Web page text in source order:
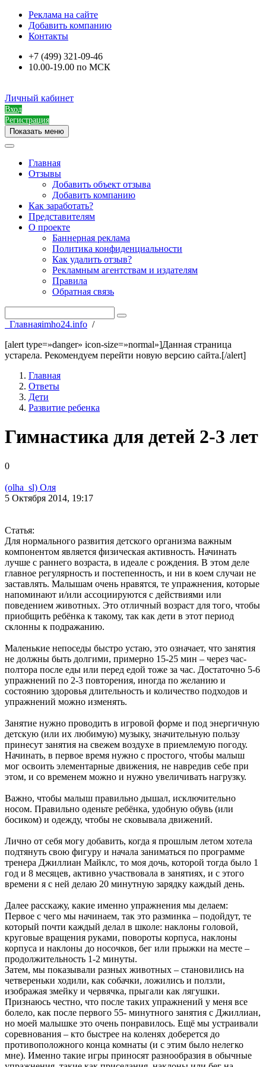
Реклама на сайте
Добавить компанию
Контакты
+7 (499) 321-09-46
10.00-19.00 по МСК
Личный кабинет
Вход
Регистрация
Показать меню
Главная
Отзывы
Добавить объект отзыва
Добавить компанию
Как заработать?
Представителям
О проекте
Баннерная реклама
Политика конфиденциальности
Как удалить отзыв?
Рекламным агентствам и издателям
Правила
Обратная связь
Главнаяimho24.info /
[alert type=»danger» icon-size=»normal»]Данная страница
устарела. Рекомендуем перейти новую версию сайта.[/alert]
Главная
Ответы
Дети
Развитие ребенка
Гимнастика для детей 2-3 лет
0
(olha_sl) Оля
5 Октября 2014, 19:17
Статья:
Для нормального развития детского организма важным
компонентом является физическая активность. Начинать
лучше с раннего возраста, в идеале с рождения. В этом деле
главное регулярность и постепенность, и ни в коем случаи не
заставлять. Малышам очень нравятся, те упражнения, которые
напоминают и/или ассоциируются с действиями или
поведением животных. Это отличный возраст для того, чтобы
приобщить ребёнка к такому, так как дети в этот период
склонны к подражанию.
Маленькие непоседы быстро устаю, это означает, что занятия
не должны быть долгими, примерно 15-25 мин – через час-
полтора после еды или перед едой тоже за час. Достаточно 5-6
упражнений по 2-3 повторения, иногда по желанию и
состоянию здоровья длительность и количество подходов и
упражнений можно изменять.
Занятие нужно проводить в игровой форме и под энергичную
детскую (или их любимую) музыку, значительную пользу
принесут занятия на свежем воздухе в приемлемую погоду.
Начинать, в первое время нужно с простого, чтобы малыш
мог освоить элементарные движения, не навредив себе при
этом, и со временем можно и нужно увеличивать нагрузку.
Важно, чтобы малыш правильно дышал, исключительно
носом. Правильно оденьте ребёнка, удобную обувь (или
босиком) и одежду, чтобы не сковывала движений.
Лично от себя могу добавить, когда я прошлым летом хотела
подтянуть свою фигуру и начала заниматься по программе
тренера Джиллиан Майклс, то моя дочь, которой тогда было 1
год и 8 месяцев, активно участвовала в занятиях, и с этого
времени я с ней делаю 20 минутную зарядку каждый день.
Далее расскажу, какие именно упражнения мы делаем:
Первое с чего мы начинаем, так это разминка – подойдут, те
который почти каждый делал в школе: наклоны головой,
круговые вращения руками, повороты корпуса, наклоны
корпуса и наклоны до носочков, бег или прыжки на месте –
продолжительность 1-2 минуты.
Затем, мы показывали разных животных – становились на
четвереньки ходили, как собачки, ложились и ползли,
изображая змейку и червячка, прыгали как лягушки.
Признаюсь честно, что после таких упражнений у меня все
болело, как после первого 55- минутного занятия с Джиллиан,
но моей малышке это очень понравилось. Ещё мы устраивали
соревнования – кто быстрее на коленях доберется до
противоположного конца комнаты (и с этим было нелегко
мне). Именно такие игры приносят разнообразия в обычные